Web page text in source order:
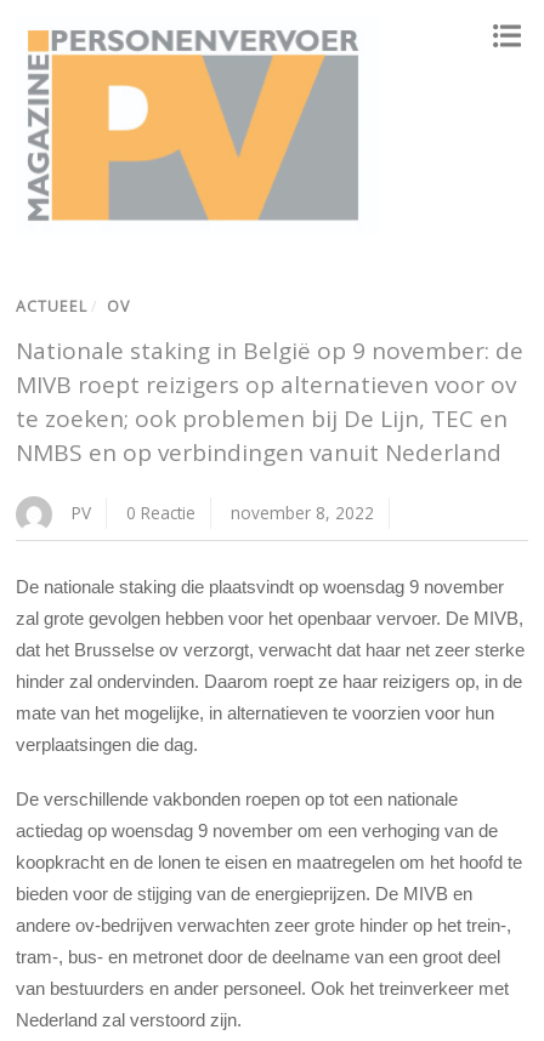
ACTUEEL / OV
Nationale staking in België op 9 november: de
MIVB roept reizigers op alternatieven voor ov
te zoeken; ook problemen bij De Lijn, TEC en
NMBS en op verbindingen vanuit Nederland
PV 0 Reactie november 8, 2022
De nationale staking die plaatsvindt op woensdag 9 november
zal grote gevolgen hebben voor het openbaar vervoer. De MIVB,
dat het Brusselse ov verzorgt, verwacht dat haar net zeer sterke
hinder zal ondervinden. Daarom roept ze haar reizigers op, in de
mate van het mogelijke, in alternatieven te voorzien voor hun
verplaatsingen die dag.
De verschillende vakbonden roepen op tot een nationale
actiedag op woensdag 9 november om een verhoging van de
koopkracht en de lonen te eisen en maatregelen om het hoofd te
bieden voor de stijging van de energieprijzen. De MIVB en
andere ov-bedrijven verwachten zeer grote hinder op het trein-,
tram-, bus- en metronet door de deelname van een groot deel
van bestuurders en ander personeel. Ook het treinverkeer met
Nederland zal verstoord zijn.